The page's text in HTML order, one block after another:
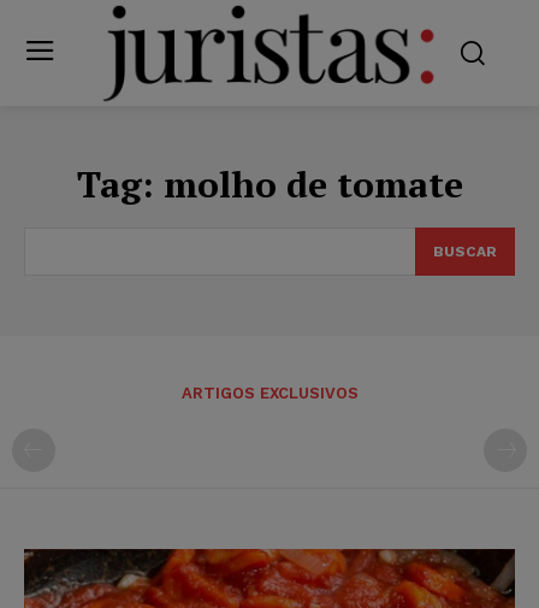
Tag: molho de tomate
BUSCAR
ARTIGOS EXCLUSIVOS